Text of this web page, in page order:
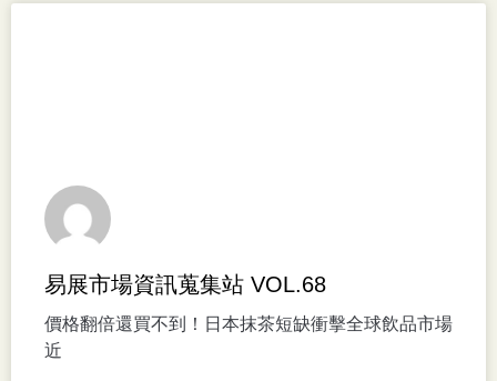
易展市場資訊蒐集站 VOL.68
價格翻倍還買不到！日本抹茶短缺衝擊全球飲品市場
近